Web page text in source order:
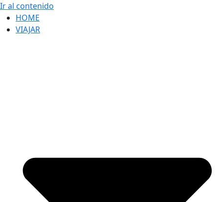
Ir al contenido
HOME
VIAJAR